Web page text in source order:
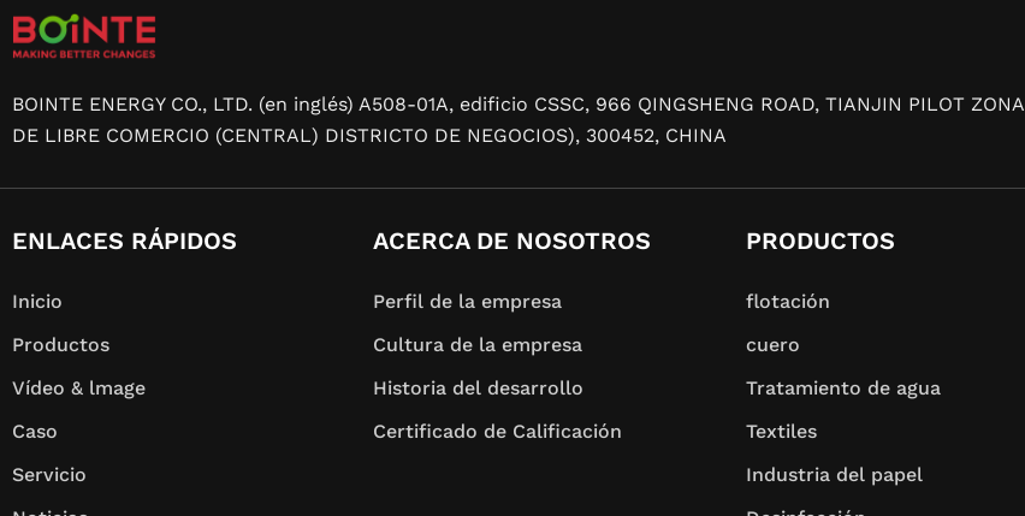
BOINTE ENERGY CO., LTD. (en inglés) A508-01A, edificio CSSC, 966 QINGSHENG ROAD, TIANJIN PILOT ZONA
DE LIBRE COMERCIO (CENTRAL) DISTRICTO DE NEGOCIOS), 300452, CHINA
ENLACES RÁPIDOS
Inicio
Productos
Vídeo & lmage
Caso
Servicio
ACERCA DE NOSOTROS
Perfil de la empresa
Cultura de la empresa
Historia del desarrollo
Certificado de Calificación
PRODUCTOS
flotación
cuero
Tratamiento de agua
Textiles
Industria del papel